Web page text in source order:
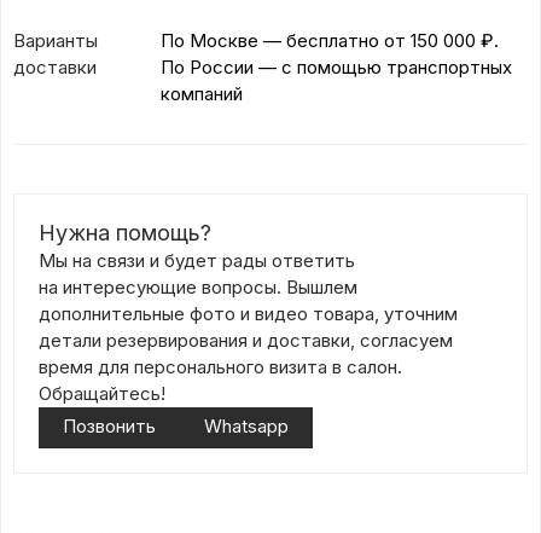
Варианты
доставки
По Москве — бесплатно от 150 000 ₽.
По России — с помощью транспортных
компаний
Нужна помощь?
Мы на связи и будет рады ответить
на интересующие вопросы. Вышлем
дополнительные фото и видео товара, уточним
детали резервирования и доставки, согласуем
время для персонального визита в салон.
Обращайтесь!
Позвонить
Whatsapp